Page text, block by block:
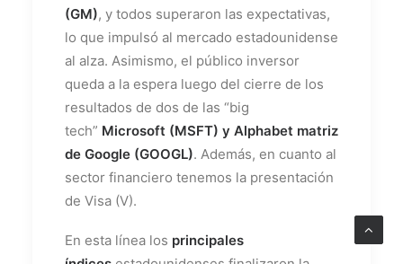
(GM), y todos superaron las expectativas,
lo que impulsó al mercado estadounidense
al alza. Asimismo, el público inversor
queda a la espera luego del cierre de los
resultados de dos de las “big
tech” Microsoft (MSFT) y Alphabet matriz
de Google (GOOGL). Además, en cuanto al
sector financiero tenemos la presentación
de Visa (V).
En esta línea los principales